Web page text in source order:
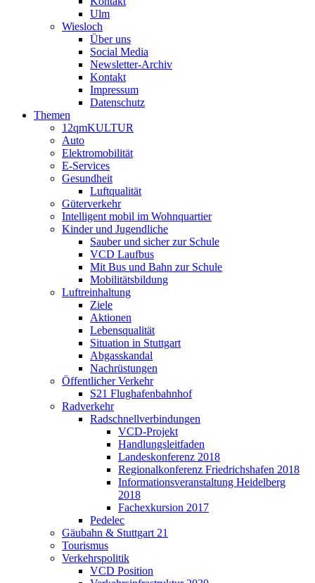
Ulm
Wiesloch
Über uns
Social Media
Newsletter-Archiv
Kontakt
Impressum
Datenschutz
Themen
12qmKULTUR
Auto
Elektromobilität
E-Services
Gesundheit
Luftqualität
Güterverkehr
Intelligent mobil im Wohnquartier
Kinder und Jugendliche
Sauber und sicher zur Schule
VCD Laufbus
Mit Bus und Bahn zur Schule
Mobilitätsbildung
Luftreinhaltung
Ziele
Aktionen
Lebensqualität
Situation in Stuttgart
Abgasskandal
Nachrüstungen
Öffentlicher Verkehr
S21 Flughafenbahnhof
Radverkehr
Radschnellverbindungen
VCD-Projekt
Handlungsleitfaden
Landeskonferenz 2018
Regionalkonferenz Friedrichshafen 2018
Informationsveranstaltung Heidelberg
2018
Fachexkursion 2017
Pedelec
Gäubahn & Stuttgart 21
Tourismus
Verkehrspolitik
VCD Position